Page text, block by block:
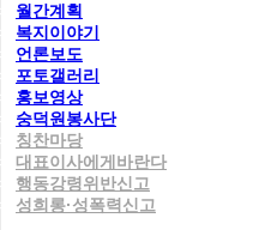
월간계획
복지이야기
언론보도
포토갤러리
홍보영상
숭덕원봉사단
칭찬마당
대표이사에게바란다
행동강령위반신고
성희롱·성폭력신고